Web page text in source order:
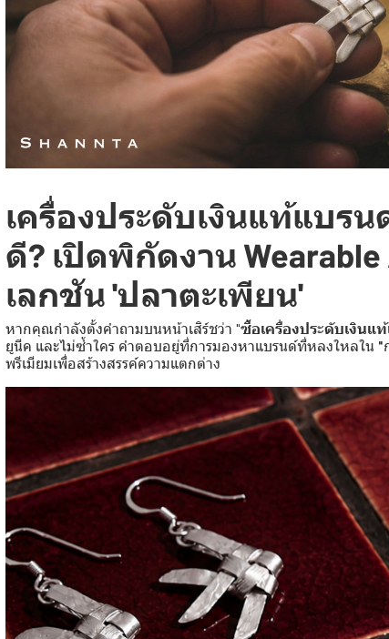
เครื่องประดับเงินแท้แบร
ดี? เปิดพิกัดงาน
เลกชัน 'ปลาตะเพียน'
หากคุณกำลังตั้งคำถามบนหน้าเสิร์ชว่า "ซื้อเครื่องประดับเงินแ
ยูนีค และไม่ซ้ำใคร คำตอบอยู่ที่การมองหาแบรนด์ที่หลงใหลใน
พรีเมียมเพื่อสร้างสรรค์ความแตกต่าง